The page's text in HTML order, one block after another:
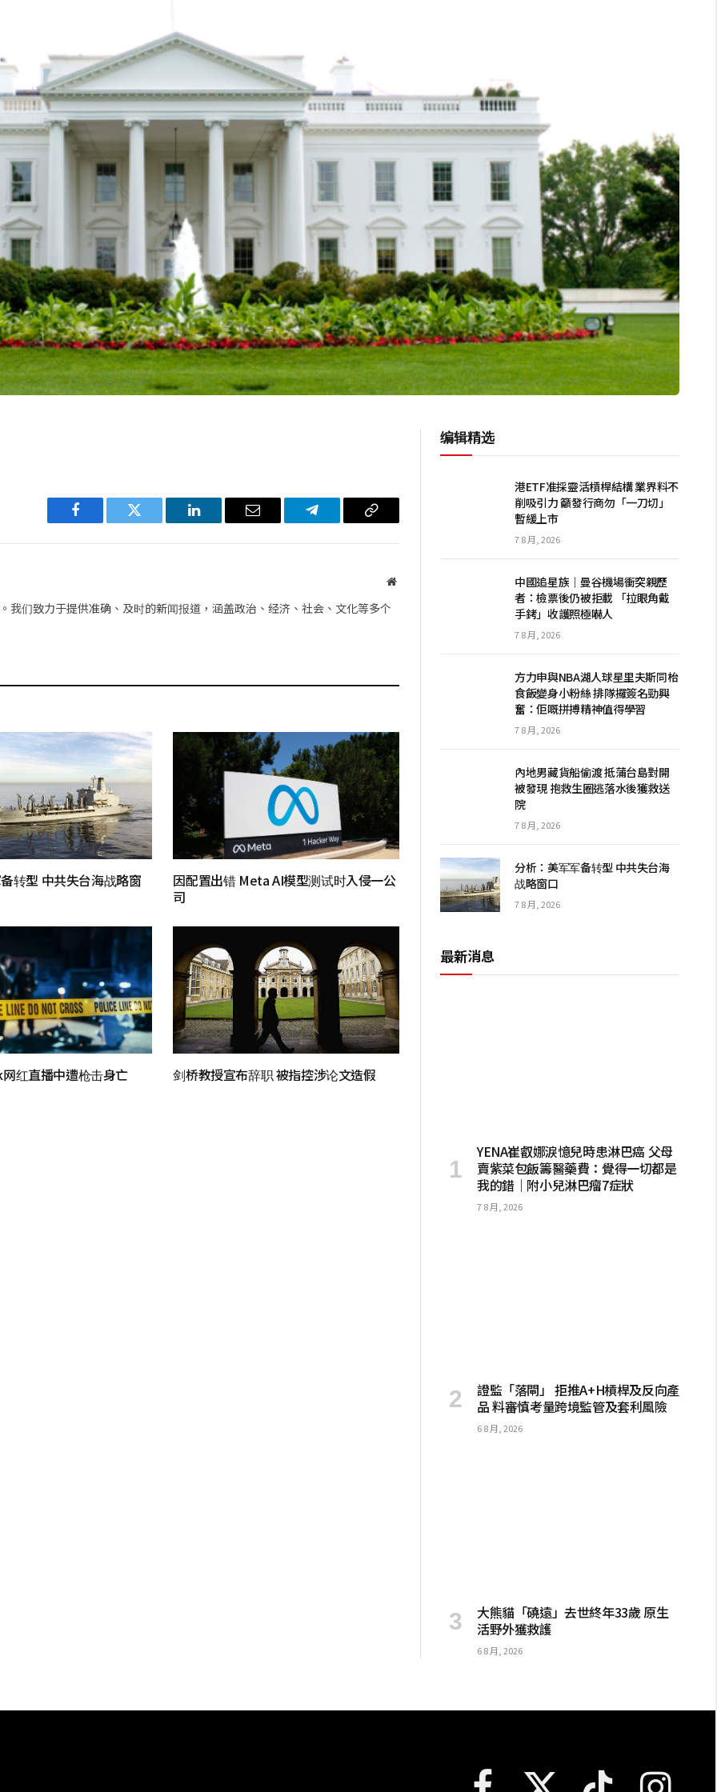
Facebook Twitter LinkedIn 电
Telegram 复
网
我们致力于提供准确、及时的新闻报道，涵盖政治、经济、社会、文化等多个
转型 中共失台海战略窗
因配置出错 Meta AI模型测试时入侵一公
司
红直播中遭枪击身亡 剑桥教授宣布辞职 被指控涉论文造假
编辑精选
港ETF准採靈活槓桿結構 業界料不
削吸引力 籲發行商勿「一刀切」
暫緩上市
7 8 月, 2026
中國追星族｜曼谷機場衝突親歷
者：檢票後仍被拒載 「拉眼角戴
手銬」收護照極嚇人
7 8 月, 2026
方力申與NBA湖人球星里夫斯同枱
食飯變身小粉絲 排隊攞簽名勁興
奮：佢嘅拼搏精神值得學習
7 8 月, 2026
內地男藏貨船偷渡 抵蒲台島對開
被發現 抱救生圈逃落水後獲救送
院
7 8 月, 2026
分析：美军军备转型 中共失台海
战略窗口
7 8 月, 2026
最新消息
YENA崔叡娜淚憶兒時患淋巴癌 父母
賣紫菜包飯籌醫藥費：覺得一切都是
我的錯｜附小兒淋巴瘤7症狀
7 8 月, 2026
證監「落閘」 拒推A+H槓桿及反向產
品 料審慎考量跨境監管及套利風險
6 8 月, 2026
大熊貓「磽遠」去世終年33歲 原生
活野外獲救護
6 8 月, 2026